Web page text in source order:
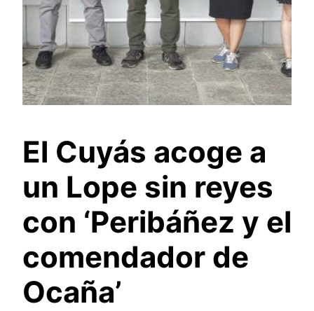
El Cuyás acoge a
un Lope sin reyes
con ‘Peribáñez y el
comendador de
Ocaña’